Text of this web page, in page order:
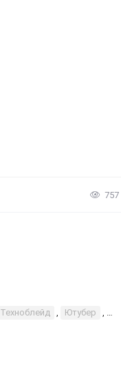
757
Техноблейд , Ютубер ,